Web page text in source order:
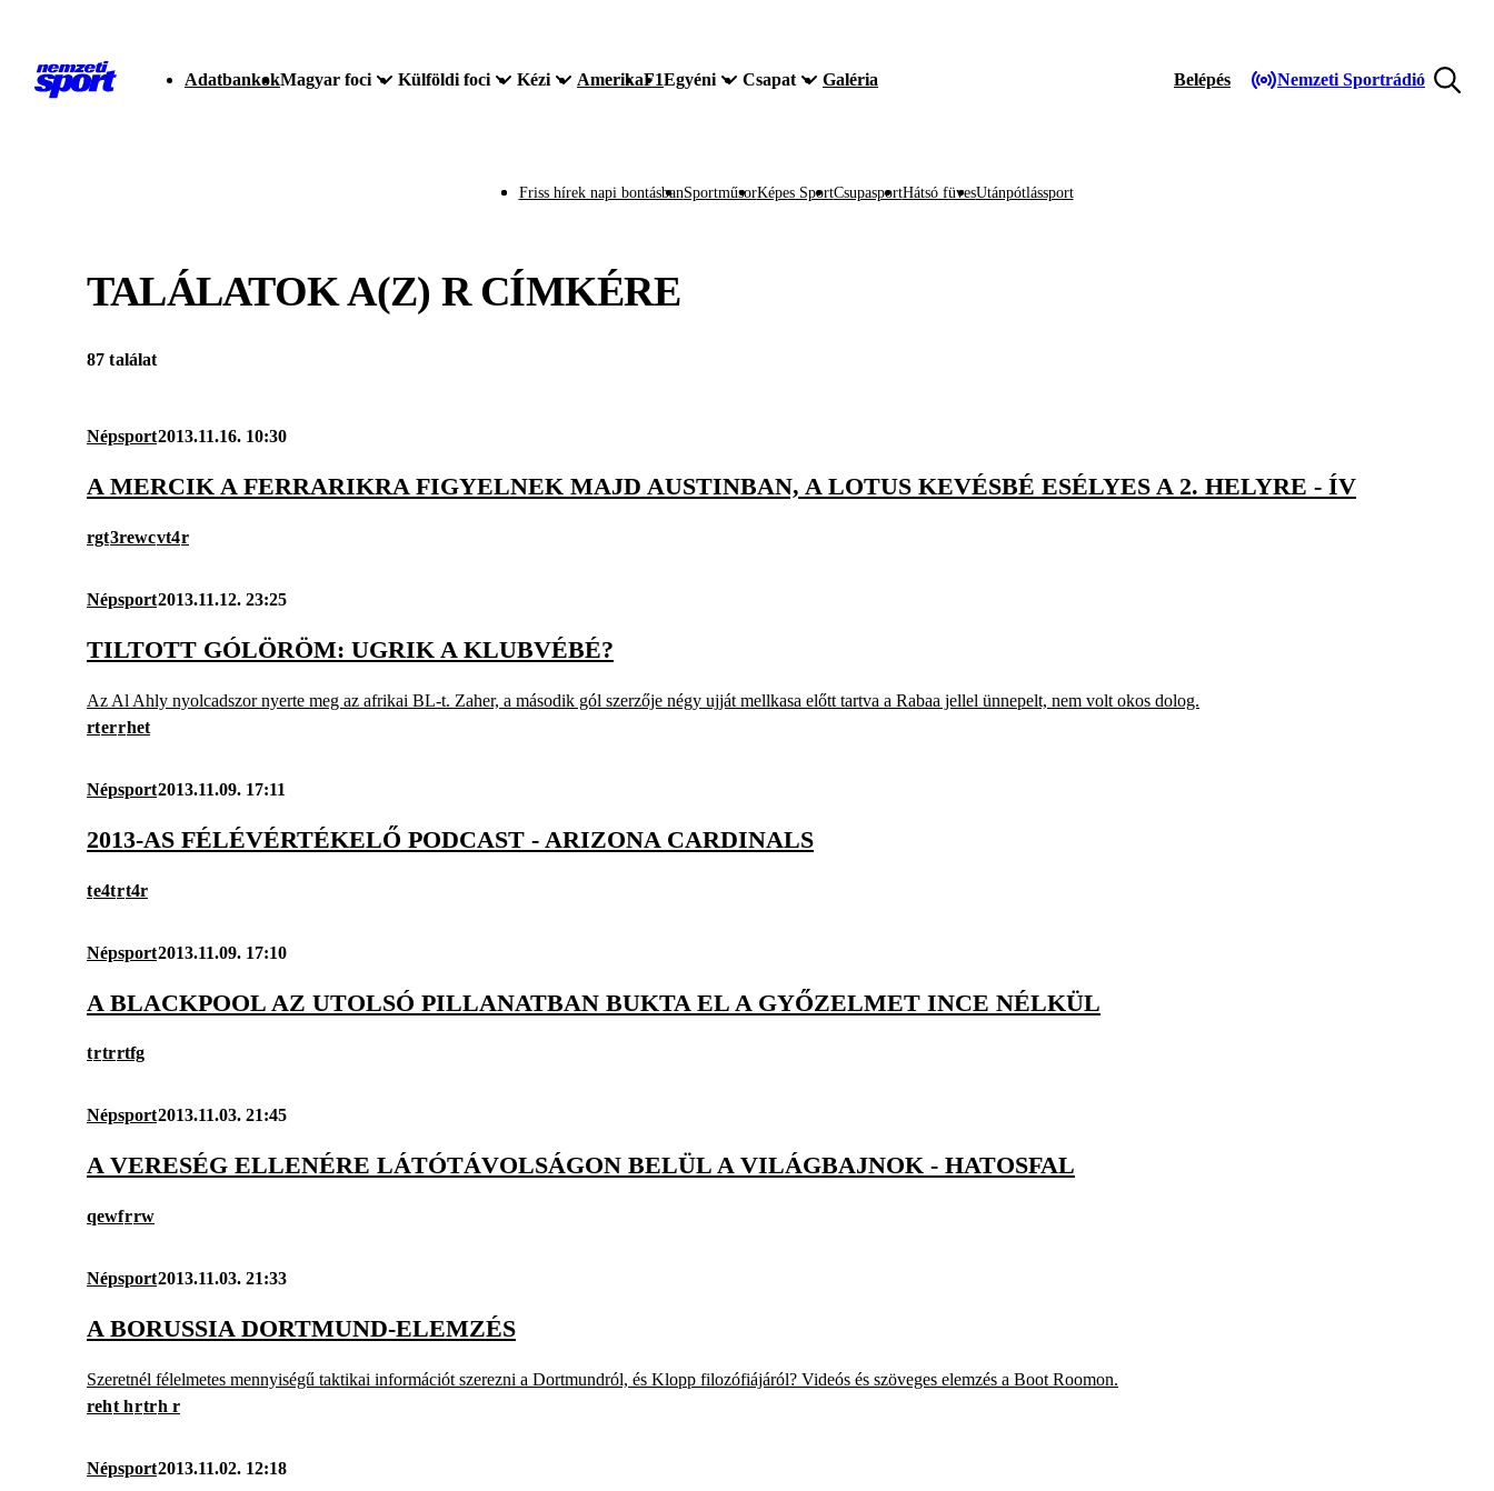
AdatbankokMagyar foci Külföldi foci Kézi AmerikaF1Egyéni Csapat Galéria Belépés Nemzeti Sportrádió
Friss hírek napi bontásbanSportműsorKépes SportCsupasportHátsó füvesUtánpótlássport
TALÁLATOK A(Z) RCÍMKÉRE
87 találat
Népsport2013.11.16. 10:30
A MERCIK A FERRARIKRA FIGYELNEK MAJD AUSTINBAN, A LOTUS KEVÉSBÉ ESÉLYES A 2. HELYRE - ÍV
rgt3rewcvt4r
Népsport2013.11.12. 23:25
TILTOTT GÓLÖRÖM: UGRIK A KLUBVÉBÉ?
Az Al Ahly nyolcadszor nyerte meg az afrikai BL-t. Zaher, a második gól szerzője négy ujját mellkasa előtt tartva a Rabaa jellel ünnepelt, nem volt okos dolog.
rterrhet
Népsport2013.11.09. 17:11
2013-AS FÉLÉVÉRTÉKELŐ PODCAST - ARIZONA CARDINALS
te4trt4r
Népsport2013.11.09. 17:10
A BLACKPOOL AZ UTOLSÓ PILLANATBAN BUKTA EL A GYŐZELMET INCE NÉLKÜL
trtrrtfg
Népsport2013.11.03. 21:45
A VERESÉG ELLENÉRE LÁTÓTÁVOLSÁGON BELÜL A VILÁGBAJNOK - HATOSFAL
qewfrrw
Népsport2013.11.03. 21:33
A BORUSSIA DORTMUND-ELEMZÉS
Szeretnél félelmetes mennyiségű taktikai információt szerezni a Dortmundról, és Klopp filozófiájáról? Videós és szöveges elemzés a Boot Roomon.
reht hrtrh r
Népsport2013.11.02. 12:18